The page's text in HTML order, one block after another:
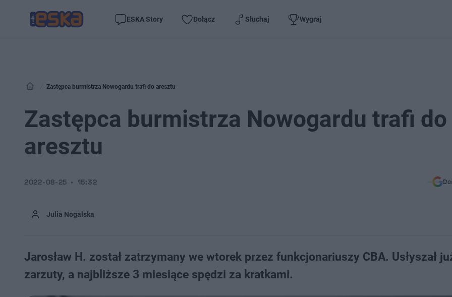
ESKA Story Dołącz Słuchaj Wygraj
Zastępca burmistrza Nowogardu trafi do aresztu
Zastępca burmistrza Nowogardu trafi do
aresztu
Julia Nogalska
2022-08-25 15:32
Jarosław H. został zatrzymany we wtorek przez funkcjonariuszy CBA. Usłyszał
zarzuty, a najbliższe 3 miesiące spędzi za kratkami.